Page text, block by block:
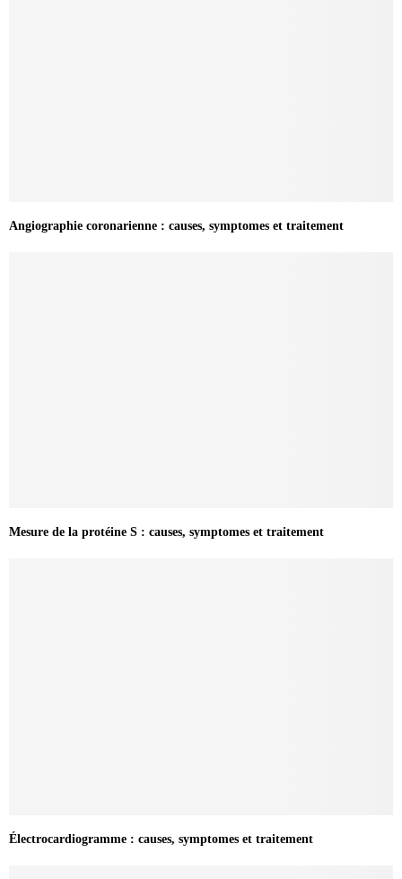
Angiographie coronarienne : causes, symptomes et traitement
Mesure de la protéine S : causes, symptomes et traitement
Électrocardiogramme : causes, symptomes et traitement